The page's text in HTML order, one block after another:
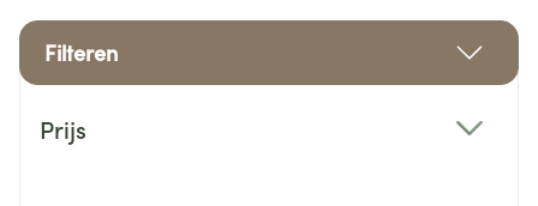
Filteren
Prijs